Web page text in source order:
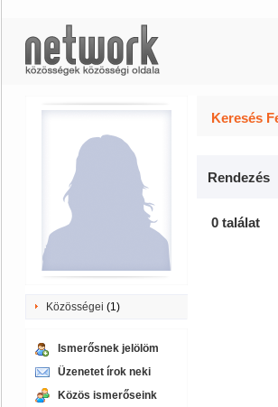
Közösségei (1)
Ismerősnek jelölöm
Üzenetet írok neki
Közös ismerőseink
Keresés
Rendezés
0 találat